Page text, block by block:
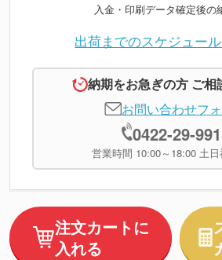
入金・印刷データ確定後の
出荷までのスケジュー
納期をお急ぎの方 ご相
お問い合わせフ
0422-29-
営業時間 10:00～18:00 土日
注文カートに
入れる